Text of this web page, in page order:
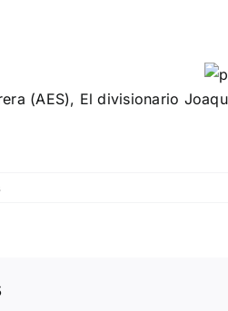
(AES), El divisionario